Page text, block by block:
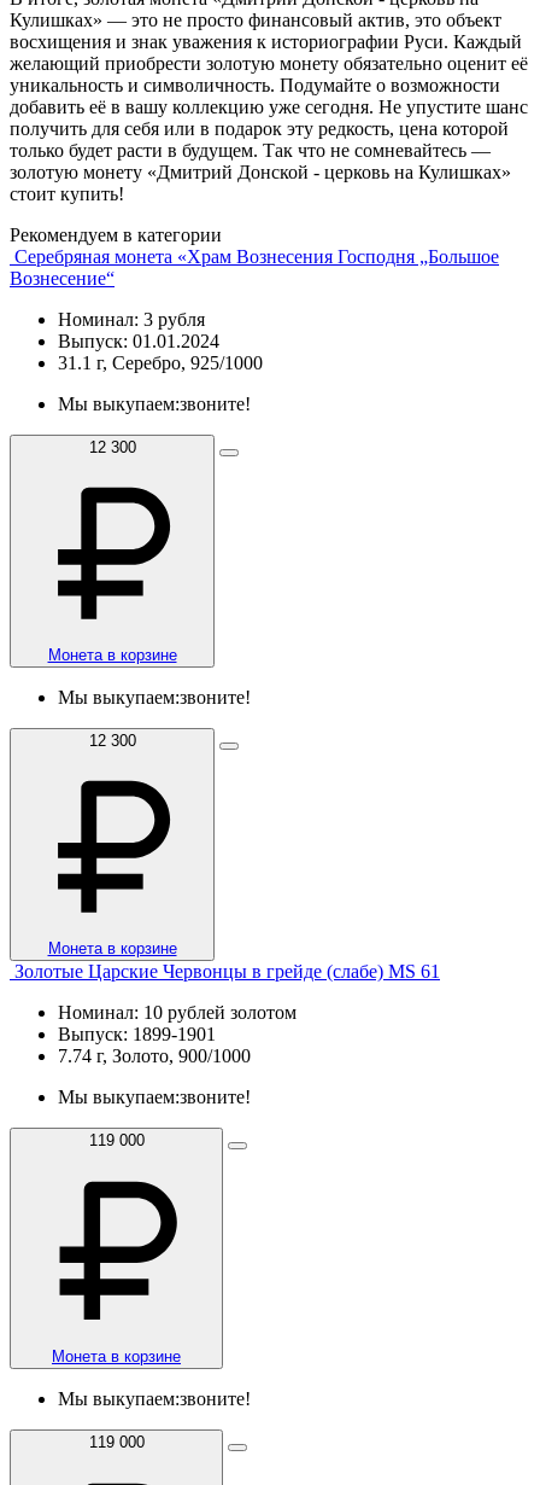
Кулишках» — это не просто финансовый актив, это объект
восхищения и знак уважения к историографии Руси. Каждый
желающий приобрести золотую монету обязательно оценит её
уникальность и символичность. Подумайте о возможности
добавить её в вашу коллекцию уже сегодня. Не упустите шанс
получить для себя или в подарок эту редкость, цена которой
только будет расти в будущем. Так что не сомневайтесь —
золотую монету «Дмитрий Донской - церковь на Кулишках»
стоит купить!
Рекомендуем в категории
Серебряная монета «Храм Вознесения Господня „Большое
Вознесение“
Номинал: 3 рубля
Выпуск: 01.01.2024
31.1 г, Серебро, 925/1000
Мы выкупаем:звоните!
12 300
Монета в корзине
Мы выкупаем:звоните!
12 300
Монета в корзине
Золотые Царские Червонцы в грейде (слабе) MS 61
Номинал: 10 рублей золотом
Выпуск: 1899-1901
7.74 г, Золото, 900/1000
Мы выкупаем:звоните!
119 000
Монета в корзине
Мы выкупаем:звоните!
119 000